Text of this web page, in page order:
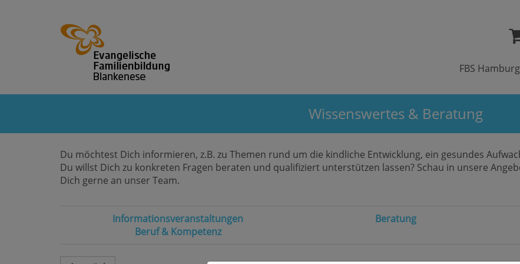
FBS Hamburg
Wissenswertes & Beratung
Du möchtest Dich informieren, z.B. zu Themen rund um die kindliche Entwicklung, ein gesundes
Du willst Dich zu konkreten Fragen beraten und qualifiziert unterstützen lassen? Schau in unsere
Dich gerne an unser Team.
Informationsveranstaltungen Beratung
Beruf & Kompetenz